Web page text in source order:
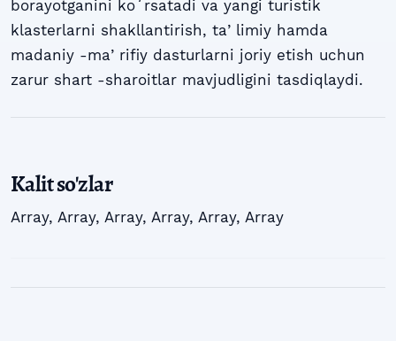
borayotganini koʻrsatadi va yangi turistik
klasterlarni shakllantirish, taʼlimiy hamda
madaniy -maʼrifiy dasturlarni joriy etish uchun
zarur shart -sharoitlar mavjudligini tasdiqlaydi.
Kalit so'zlar
Array, Array, Array, Array, Array, Array